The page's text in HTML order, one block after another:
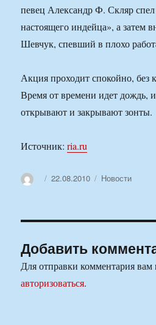
певец Александр Ф. Скляр
настоящего индейца», а затем
Шевчук, спевший в плохо
Акция проходит спокойно, без
Время от времени идет дождь,
открывают и закрывают зонты.
Источник:ria.ru
АвторОпубликовано
22.08.2010 Рубрики
Новости
Добавить
Для отправки комментария вам
авторизоваться.